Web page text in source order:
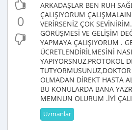
0
ARKADAŞLAR BEN RUH
ÇALIŞIYORUM
VERİRSENİZ ÇOK
GÖRÜŞMESİ VE GELİŞİM
YAPMAYA ÇALIŞIYORUM .
ÜCRETLENDİRİLMESİNİ
YAPIYORSNUZ,PROTOKOL
OLMADAN DİREKT HASTA
BU KONULARDA BANA
MEMNUN OLURUM .İYİ
Uzmanlar